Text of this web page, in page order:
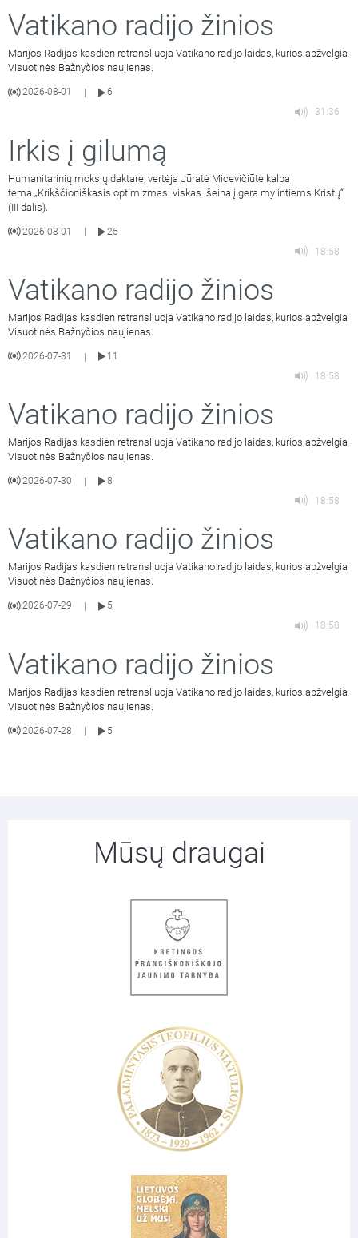
Vatikano radijo žinios
Marijos Radijas kasdien retransliuoja Vatikano radijo laidas, kurios apžvelgia
Visuotinės Bažnyčios naujienas.
2026-08-01
6
31:36
Irkis į gilumą
Humanitarinių mokslų daktarė, vertėja Jūratė Micevičiūtė kalba
tema „Krikščioniškasis optimizmas: viskas išeina į gera mylintiems Kristų“
(III dalis).
2026-08-01
25
18:58
Vatikano radijo žinios
Marijos Radijas kasdien retransliuoja Vatikano radijo laidas, kurios apžvelgia
Visuotinės Bažnyčios naujienas.
2026-07-31 |
11
18:58
Vatikano radijo žinios
Marijos Radijas kasdien retransliuoja Vatikano radijo laidas, kurios apžvelgia
Visuotinės Bažnyčios naujienas.
2026-07-30 |
8
18:58
Vatikano radijo žinios
Marijos Radijas kasdien retransliuoja Vatikano radijo laidas, kurios apžvelgia
Visuotinės Bažnyčios naujienas.
2026-07-29
5
18:58
Vatikano radijo žinios
Marijos Radijas kasdien retransliuoja Vatikano radijo laidas, kurios apžvelgia
Visuotinės Bažnyčios naujienas.
2026-07-28 5
Mūsų draugai